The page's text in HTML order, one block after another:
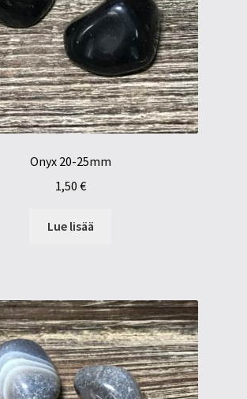
Onyx 20-25mm
1,50 €
Lue lisää